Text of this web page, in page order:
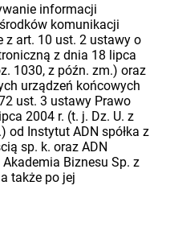
informacji
komunikacji
z art. 10 ust. 2 ustawy o
z dnia 18 lipca
1030, z późn. zm.) oraz
urządzeń końcowych
ust. 3 ustawy Prawo
2004 r. (t. j. Dz. U. z
od Instytut ADN spółka z
sp. k. oraz ADN
Biznesu Sp. z
także po jej